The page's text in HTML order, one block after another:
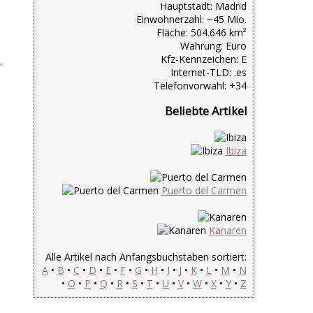
Hauptstadt: Madrid
Einwohnerzahl: ~45 Mio.
Fläche: 504.646 km²
Währung: Euro
Kfz-Kennzeichen: E
Internet-TLD: .es
Telefonvorwahl: +34
Beliebte Artikel
Ibiza
Puerto del Carmen
Kanaren
Alle Artikel nach Anfangsbuchstaben sortiert:
A• B • C • D • E• F• G • H • I • J • K• L • M • N
• O • P • Q • R • S • T • U • V• W• X• Y• Z